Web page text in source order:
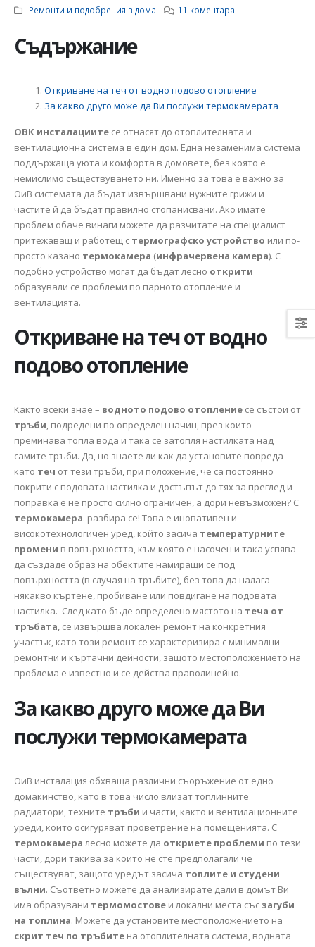
Ремонти и подобрения в дома 11 коментара
Съдържание
Откриване на теч от водно подово отопление
За какво друго може да Ви послужи термокамерата
ОВК инсталациите се отнасят до отоплителната и
вентилационна система в един дом. Една незаменима система
поддържаща уюта и комфорта в домовете, без която е
немислимо съществуването ни. Именно за това е важно за
ОиВ системата да бъдат извършвани нужните грижи и
частите й да бъдат правилно стопанисвани. Ако имате
проблем обаче винаги можете да разчитате на специалист
притежаващ и работещ с термографско устройство или по-
просто казано термокамера (инфрачервена камера). С
подобно устройство могат да бъдат лесно открити
образували се проблеми по парното отопление и
вентилацията.
Откриване на теч от водно
подово отопление
Както всеки знае – водното подово отопление се състои от
тръби, подредени по определен начин, през които
преминава топла вода и така се затопля настилката над
самите тръби. Да, но знаете ли как да установите повреда
като теч от тези тръби, при положение, че са постоянно
покрити с подовата настилка и достъпът до тях за преглед и
поправка е не просто силно ограничен, а дори невъзможен? С
термокамера. разбира се! Това е иновативен и
високотехнологичен уред, който засича температурните
промени в повърхността, към която е насочен и така успява
да създаде образ на обектите намиращи се под
повърхността (в случая на тръбите), без това да налага
някакво къртене, пробиване или повдигане на подовата
настилка. След като бъде определено мястото на теча от
тръбата, се извършва локален ремонт на конкретния
участък, като този ремонт се характеризира с минимални
ремонтни и къртачни дейности, защото местоположението на
проблема е известно и се действа праволинейно.
За какво друго може да Ви
послужитермокамерата
ОиВ инсталация обхваща различни съоръжение от едно
домакинство, като в това число влизат топлинните
радиатори, техните тръби и части, както и вентилационните
уреди, които осигуряват проветрение на помещенията. С
термокамералесно можете да откриете проблеми по тези
части, дори такива за които не сте предполагали че
съществуват, защото уредът засича топлите и студени
вълни. Съответно можете да анализирате дали в домът Ви
има образувани термомостове и локални места съсзагуби
на топлина. Можете да установите местоположението на
скрит теч по тръбите на отоплителната система, водната
насоки
Как да изберем
електромайстор:
намиране на
специалист за
изграждане на
12.12.2024